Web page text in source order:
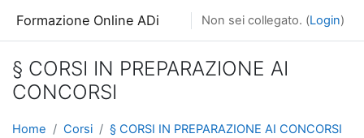
Formazione Online ADi Non sei collegato. (Login)
§ CORSI IN PREPARAZIONE AI
CONCORSI
Home Corsi § CORSI IN PREPARAZIONE AI CONCORSI